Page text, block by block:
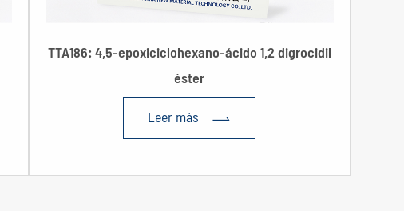
TTA186: 4,5-epoxiciclohexano-ácido 1,2 digrocidil
éster
Leer más 